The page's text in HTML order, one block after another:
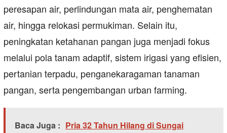
peresapan air, perlindungan mata air, penghematan
air, hingga relokasi permukiman. Selain itu,
peningkatan ketahanan pangan juga menjadi fokus
melalui pola tanam adaptif, sistem irigasi yang efisien,
pertanian terpadu, penganekaragaman tanaman
pangan, serta pengembangan urban farming.
Baca Juga : Pria 32 Tahun Hilang di Sungai